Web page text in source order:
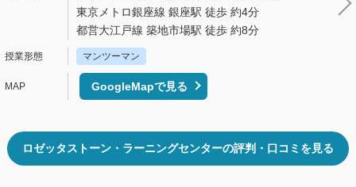
東京メトロ銀座線 銀座駅 徒歩 約4分
都営大江戸線 築地市場駅 徒歩 約8分
マンツーマン
GoogleMapで見る
ロゼッタストーン・ラーニングセンターの評判・口コミを見る